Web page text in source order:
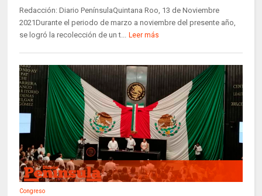
Redacción: Diario PenínsulaQuintana Roo, 13 de Noviembre
2021Durante el periodo de marzo a noviembre del presente año,
se logró la recolección de un t...
Leer más
Congreso